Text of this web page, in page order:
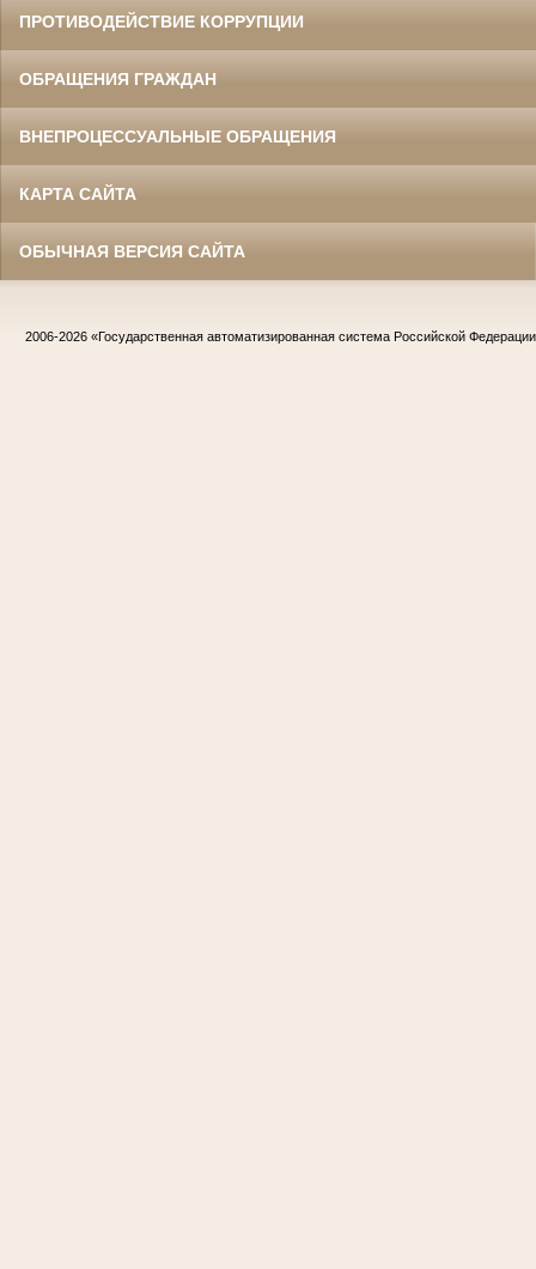
ПРОТИВОДЕЙСТВИЕ КОРРУПЦИИ
ОБРАЩЕНИЯ ГРАЖДАН
ВНЕПРОЦЕССУАЛЬНЫЕ ОБРАЩЕНИЯ
КАРТА САЙТА
ОБЫЧНАЯ ВЕРСИЯ САЙТА
2006-2026 «Государственная автоматизированная система Российской